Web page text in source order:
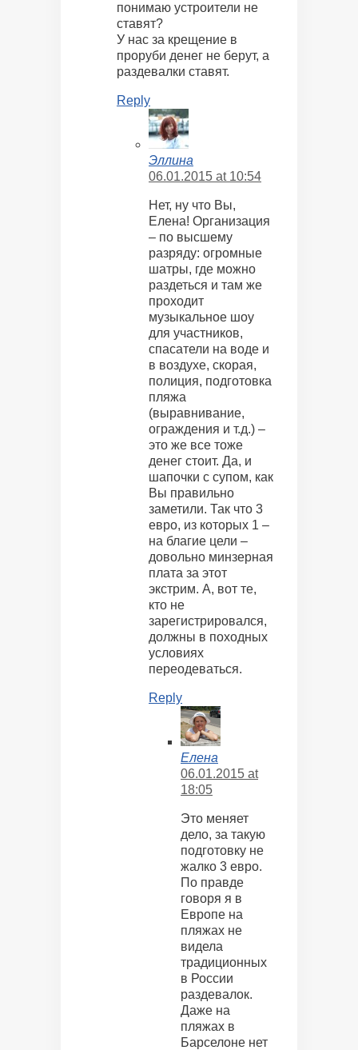
понимаю устроители не
ставят?
У нас за крещение в
проруби денег не берут, а
раздевалки ставят.
Reply
Эллина
06.01.2015 at 10:54
Нет, ну что Вы,
Елена! Организация
– по высшему
разряду: огромные
шатры, где можно
раздеться и там же
проходит
музыкальное шоу
для участников,
спасатели на воде и
в воздухе, скорая,
полиция, подготовка
пляжа
(выравнивание,
ограждения и т.д.) –
это же все тоже
денег стоит. Да, и
шапочки с супом, как
Вы правильно
заметили. Так что 3
евро, из которых 1 –
на благие цели –
довольно минзерная
плата за этот
экстрим. А, вот те,
кто не
зарегистрировался,
должны в походных
условиях
переодеваться.
Reply
Елена
06.01.2015 at
18:05
Это меняет
дело, за такую
подготовку не
жалко 3 евро.
По правде
говоря я в
Европе на
пляжах не
видела
традиционных
в России
раздевалок.
Даже на
пляжах в
Барселоне нет